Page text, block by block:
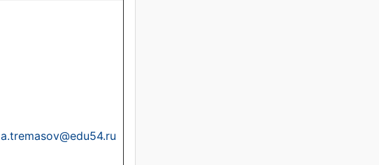
a.tremasov@edu54.ru